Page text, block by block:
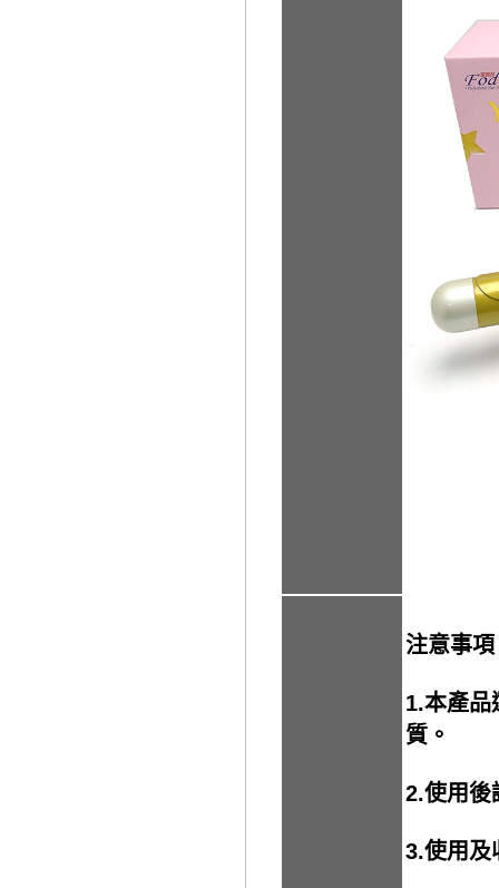
注意事項
1.本產品
質。
2.使用後
3.使用及